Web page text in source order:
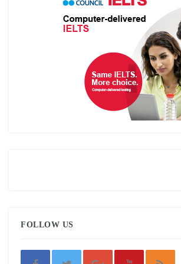
FOLLOW US